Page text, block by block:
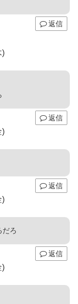
返信
)
返信
)
返信
)
だろ
返信
)